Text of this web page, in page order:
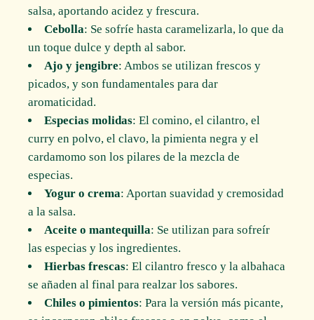
salsa, aportando acidez y frescura.
Cebolla: Se sofríe hasta caramelizarla, lo que da
un toque dulce y depth al sabor.
Ajo y jengibre: Ambos se utilizan frescos y
picados, y son fundamentales para dar
aromaticidad.
Especias molidas: El comino, el cilantro, el
curry en polvo, el clavo, la pimienta negra y el
cardamomo son los pilares de la mezcla de
especias.
Yogur o crema: Aportan suavidad y cremosidad
a la salsa.
Aceite o mantequilla: Se utilizan para sofreír
las especias y los ingredientes.
Hierbas frescas: El cilantro fresco y la albahaca
se añaden al final para realzar los sabores.
Chiles o pimientos: Para la versión más picante,